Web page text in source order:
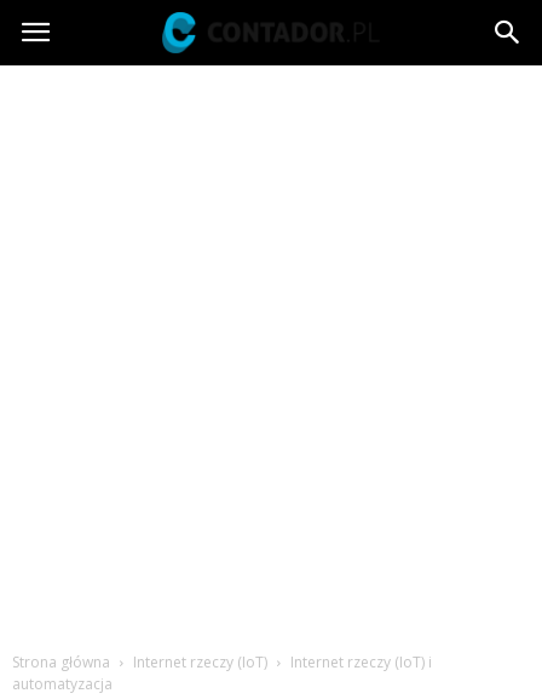
Contador.pl
Strona główna Internet rzeczy (IoT)
Internet rzeczy (IoT) i
automatyzacja